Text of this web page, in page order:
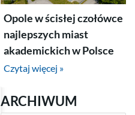
Opole w ścisłej czołówce
najlepszych miast
akademickich w Polsce
Czytaj więcej »
ARCHIWUM
ARCHIWUM